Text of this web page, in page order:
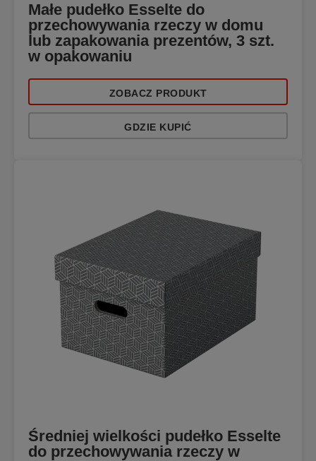
Małe pudełko Esselte do
przechowywania rzeczy w domu
lub zapakowania prezentów, 3 szt.
w opakowaniu
ZOBACZ PRODUKT
GDZIE KUPIĆ
Średniej wielkości pudełko Esselte
do przechowywania rzeczy w